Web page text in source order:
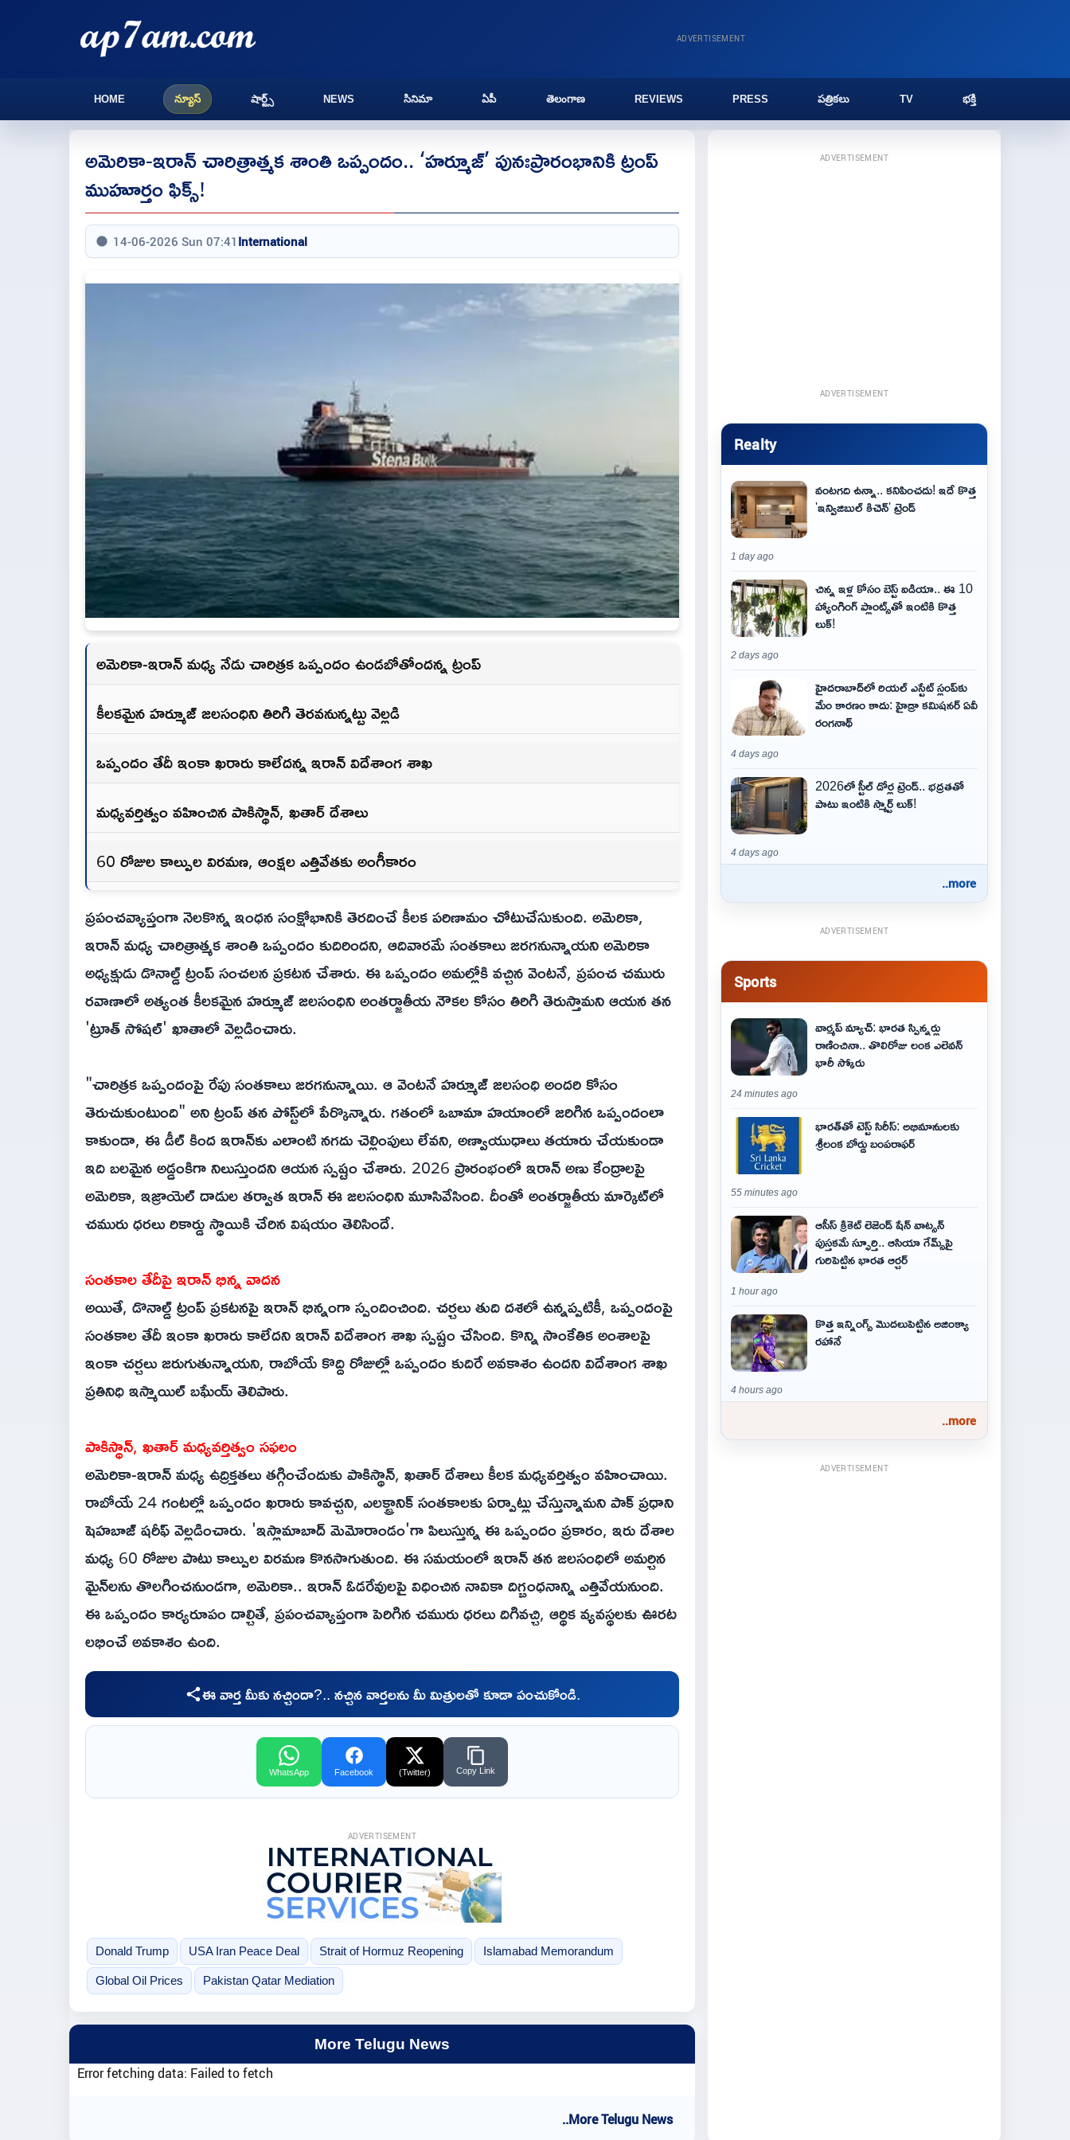
ADVERTISEMENT
HOME న్యూస్ షార్ట్స్ NEWS సినిమా ఏపీ తెలంగాణ REVIEWS PRESS పత్రికలు TV భక్తి
అమెరికా-ఇరాన్ చారిత్రాత్మక శాంతి ఒప్పందం.. ‘హర్మూజ్’ పునఃప్రారంభానికి ట్రంప్
ముహూర్తం ఫిక్స్!
14-06-2026 Sun 07:41 International
అమెరికా-ఇరాన్ మధ్య నేడు చారిత్రక ఒప్పందం ఉండబోతోందన్న ట్రంప్
కీలకమైన హర్మూజ్ జలసంధిని తిరిగి తెరవనున్నట్టు వెల్లడి
ఒప్పందం తేదీ ఇంకా ఖరారు కాలేదన్న ఇరాన్ విదేశాంగ శాఖ
మధ్యవర్తిత్వం వహించిన పాకిస్థాన్, ఖతార్ దేశాలు
60 రోజుల కాల్పుల విరమణ, ఆంక్షల ఎత్తివేతకు అంగీకారం
ప్రపంచవ్యాప్తంగా నెలకొన్న ఇంధన సంక్షోభానికి తెరదించే కీలక పరిణామం చోటుచేసుకుంది. అమెరికా,
ఇరాన్ మధ్య చారిత్రాత్మక శాంతి ఒప్పందం కుదిరిందని, ఆదివారమే సంతకాలు జరగనున్నాయని అమెరికా
అధ్యక్షుడు డొనాల్డ్ ట్రంప్ సంచలన ప్రకటన చేశారు. ఈ ఒప్పందం అమల్లోకి వచ్చిన వెంటనే, ప్రపంచ చమురు
రవాణాలో అత్యంత కీలకమైన హర్మూజ్ జలసంధిని అంతర్జాతీయ నౌకల కోసం తిరిగి తెరుస్తామని ఆయన తన
'ట్రూత్ సోషల్' ఖాతాలో వెల్లడించారు.
"చారిత్రక ఒప్పందంపై రేపు సంతకాలు జరగనున్నాయి. ఆ వెంటనే హర్మూజ్ జలసంధి అందరి కోసం
తెరుచుకుంటుంది" అని ట్రంప్ తన పోస్ట్‌లో పేర్కొన్నారు. గతంలో ఒబామా హయాంలో జరిగిన ఒప్పందంలా
కాకుండా, ఈ డీల్ కింద ఇరాన్‌కు ఎలాంటి నగదు చెల్లింపులు లేవని, అణ్వాయుధాలు తయారు చేయకుండా
ఇది బలమైన అడ్డంకిగా నిలుస్తుందని ఆయన స్పష్టం చేశారు. 2026 ప్రారంభంలో ఇరాన్ అణు కేంద్రాలపై
అమెరికా, ఇజ్రాయెల్ దాడుల తర్వాత ఇరాన్ ఈ జలసంధిని మూసివేసింది. దీంతో అంతర్జాతీయ మార్కెట్‌లో
చమురు ధరలు రికార్డు స్థాయికి చేరిన విషయం తెలిసిందే.
సంతకాల తేదీపై ఇరాన్ భిన్న వాదన
అయితే, డొనాల్డ్ ట్రంప్ ప్రకటనపై ఇరాన్ భిన్నంగా స్పందించింది. చర్చలు తుది దశలో ఉన్నప్పటికీ, ఒప్పందంపై
సంతకాల తేదీ ఇంకా ఖరారు కాలేదని ఇరాన్ విదేశాంగ శాఖ స్పష్టం చేసింది. కొన్ని సాంకేతిక అంశాలపై
ఇంకా చర్చలు జరుగుతున్నాయని, రాబోయే కొద్ది రోజుల్లో ఒప్పందం కుదిరే అవకాశం ఉందని విదేశాంగ శాఖ
ప్రతినిధి ఇస్మాయిల్ బఘేయ్ తెలిపారు.
పాకిస్థాన్, ఖతార్ మధ్యవర్తిత్వం సఫలం
అమెరికా-ఇరాన్ మధ్య ఉద్రిక్తతలు తగ్గించేందుకు పాకిస్థాన్, ఖతార్ దేశాలు కీలక మధ్యవర్తిత్వం వహించాయి.
రాబోయే 24 గంటల్లో ఒప్పందం ఖరారు కావచ్చని, ఎలక్ట్రానిక్ సంతకాలకు ఏర్పాట్లు చేస్తున్నామని పాక్ ప్రధాని
షెహబాజ్ షరీఫ్ వెల్లడించారు. 'ఇస్లామాబాద్ మెమోరాండం'గా పిలుస్తున్న ఈ ఒప్పందం ప్రకారం, ఇరు దేశాల
మధ్య 60 రోజుల పాటు కాల్పుల విరమణ కొనసాగుతుంది. ఈ సమయంలో ఇరాన్ తన జలసంధిలో అమర్చిన
మైన్‌లను తొలగించనుండగా, అమెరికా.. ఇరాన్ ఓడరేవులపై విధించిన నావికా దిగ్బంధనాన్ని ఎత్తివేయనుంది.
ఈ ఒప్పందం కార్యరూపం దాల్చితే, ప్రపంచవ్యాప్తంగా పెరిగిన చమురు ధరలు దిగివచ్చి, ఆర్థిక వ్యవస్థలకు ఊరట
లభించే అవకాశం ఉంది.
ఈ వార్త మీకు నచ్చిందా?.. నచ్చిన వార్తలను మీ మిత్రులతో కూడా పంచుకోండి.
WhatsApp Facebook (Twitter) Copy Link
ADVERTISEMENT
Donald Trump USA Iran Peace Deal Strait of Hormuz Reopening Islamabad Memorandum
Global Oil Prices Pakistan Qatar Mediation
More Telugu News
Error fetching data: Failed to fetch
..More Telugu News
ADVERTISEMENT
ADVERTISEMENT
Realty
వంటగది ఉన్నా.. కనిపించదు! ఇదే కొత్త
'ఇన్విజిబుల్ కిచెన్' ట్రెండ్
1 day ago
చిన్న ఇళ్ల కోసం బెస్ట్ ఐడియా.. ఈ 10
హ్యాంగింగ్ ప్లాంట్స్‌తో ఇంటికి కొత్త
లుక్!
2 days ago
హైదరాబాద్‌లో రియల్ ఎస్టేట్ స్లంప్‌కు
మేం కారణం కాదు: హైడ్రా కమిషనర్ ఏవీ
రంగనాథ్
4 days ago
2026లో స్టీల్ డోర్ల ట్రెండ్.. భద్రతతో
పాటు ఇంటికి స్మార్ట్ లుక్!
4 days ago
..more
ADVERTISEMENT
Sports
వార్మప్ మ్యాచ్: భారత స్పిన్నర్లు
రాణించినా.. తొలిరోజు లంక ఎలెవన్
భారీ స్కోరు
24 minutes ago
భారత్‌తో టెస్ట్ సిరీస్: అభిమానులకు
శ్రీలంక బోర్డు బంపరాఫర్
55 minutes ago
ఆసీస్ క్రికెట్ లెజెండ్ షేన్ వాట్సన్
పుస్తకమే స్ఫూర్తి.. ఆసియా గేమ్స్‌పై
గురిపెట్టిన భారత ఆర్చర్
1 hour ago
కొత్త ఇన్నింగ్స్ మొదలుపెట్టిన అజింక్యా
రహానే
4 hours ago
..more
ADVERTISEMENT